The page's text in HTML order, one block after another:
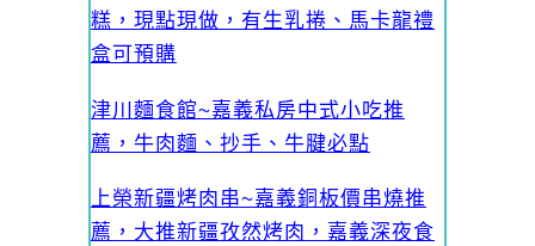
糕，現點現做，有生乳捲、馬卡龍禮
盒可預購
津川麵食館~嘉義私房中式小吃推
薦，牛肉麵、抄手、牛腱必點
上榮新疆烤肉串~嘉義銅板價串燒推
薦，大推新疆孜然烤肉，嘉義深夜食